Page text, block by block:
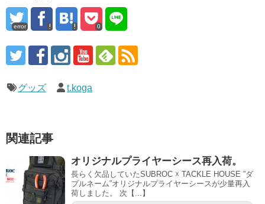
error 0
グッズ t.koga
関連記事
オリジナルプライヤーシース再入荷。
長らく欠品していたSUBROC ☓ TACKLE HOUSE ”ダ
ブルネーム”オリジナルプライヤーシースが少量再入
荷しました。 次【...】